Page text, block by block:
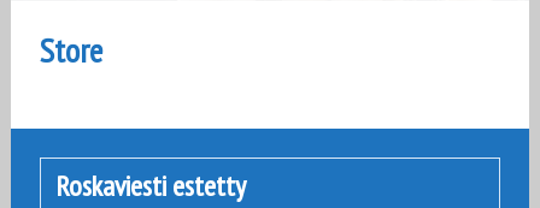
Store
Roskaviesti estetty